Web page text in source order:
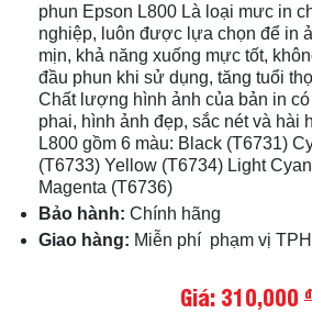
phun Epson L800 Là loại mưc in
nghiệp, luôn được lựa chọn để in
mịn, khả năng xuống mực tốt,
đầu phun khi sử dụng, tăng tuổi
Chất lượng hình ảnh của bản in
phai, hình ảnh đẹp, sắc nét và hài
L800 gồm 6 màu: Black (T6731)
(T6733) Yellow (T6734) Light
Magenta (T6736)
Bảo hành: Chính hãng
Giao hàng: Miễn phí phạm vị
Giá: 310,000 đ